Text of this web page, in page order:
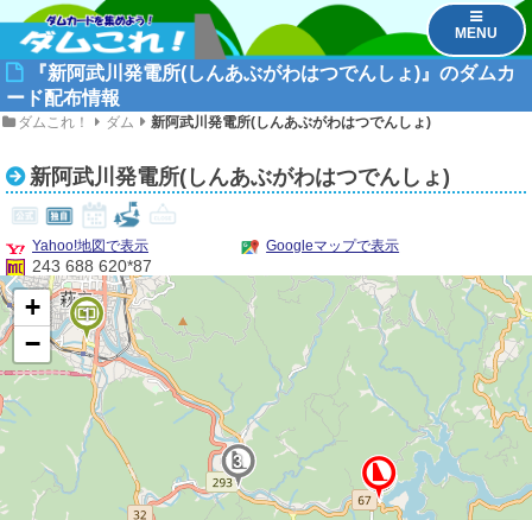
MENU
『新阿武川発電所(しんあぶがわはつでんしょ)』のダムカ
ード配布情報
ダムこれ！ ダム 新阿武川発電所(しんあぶがわはつでんしょ)
新阿武川発電所(しんあぶがわはつでんしょ)
Yahoo!地図で表示 Googleマップで表示
243 688 620*87
3
2
1
+
−